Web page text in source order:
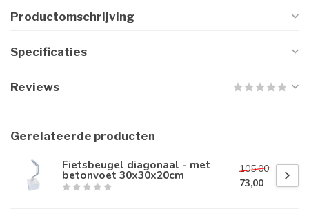
Productomschrijving
Specificaties
Reviews
Gerelateerde producten
Fietsbeugel diagonaal - met
betonvoet 30x30x20cm
105,00
73,00